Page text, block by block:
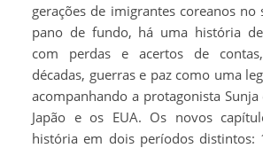
gerações de imigrantes coreanos no
pano de fundo, há uma história
com perdas e acertos de
décadas, guerras e paz como uma
acompanhando a protagonista
Japão e os EUA. Os novos
história em dois períodos distintos: